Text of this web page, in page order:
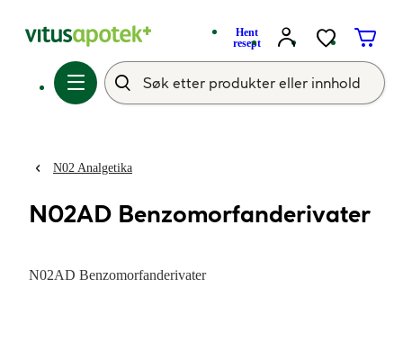
Hent
resept
N02 Analgetika
N02AD Benzomorfanderivater
N02AD Benzomorfanderivater